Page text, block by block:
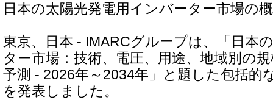
日本の太陽光発電用インバーター市場の
東京、日本 - IMARCグループは、「日本
ター市場：技術、電圧、用途、地域別の
予測 - 2026年～2034年」と題した包括的
を発表しました。